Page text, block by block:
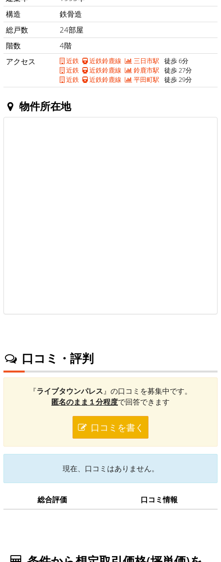
構造
鉄骨造
総戸数
24部屋
階数
4階
アクセス
近鉄 近鉄鈴鹿線 三日市駅 徒歩 6分
近鉄
近鉄鈴鹿線 鈴鹿市駅 徒歩 27分
近鉄
近鉄鈴鹿線 平田町駅 徒歩 29分
物件所在地
口コミ・評判
『ライブタウンパレス』の口コミを募集中です。
匿名のまま１分程度で回答できます
口コミを書く
現在、口コミはありません。
総合評価 口コミ情報